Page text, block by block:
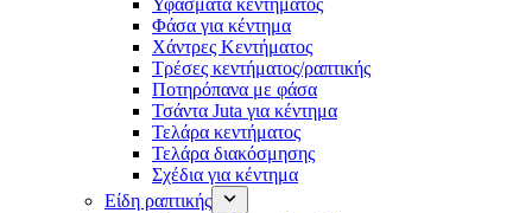
Υφάσματα κεντήματος
Φάσα για κέντημα
Χάντρες Κεντήματος
Τρέσες κεντήματος/ραπτικής
Ποτηρόπανα με φάσα
Τσάντα Juta για κέντημα
Τελάρα κεντήματος
Τελάρα διακόσμησης
Σχέδια για κέντημα
Είδη ραπτικής